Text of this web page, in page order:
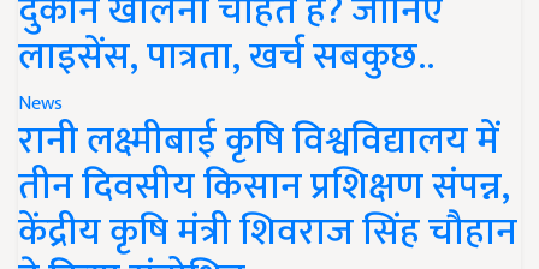
लाइसेंस, पात्रता, खर्च सबकुछ..
News
रानी लक्ष्मीबाई कृषि विश्वविद्यालय में
तीन दिवसीय किसान प्रशिक्षण संपन्न,
केंद्रीय कृषि मंत्री शिवराज सिंह चौहान